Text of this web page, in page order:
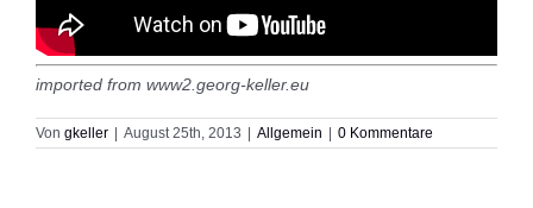
imported from www2.georg-keller.eu
Von gkeller August 25th, 2013 Allgemein 0 Kommentare